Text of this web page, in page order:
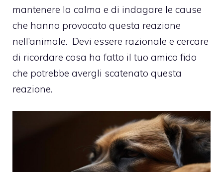
mantenere la calma e di indagare le cause
che hanno provocato questa reazione
nell’animale. Devi essere razionale e cercare
di ricordare cosa ha fatto il tuo amico fido
che potrebbe avergli scatenato questa
reazione.